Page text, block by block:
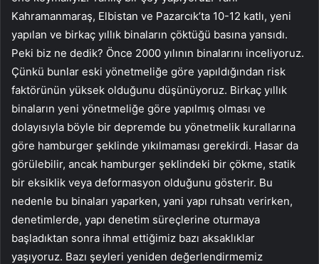
Kahramanmaraş, Elbistan ve Pazarcık’ta 10-12 katlı, yeni
yapılan ve birkaç yıllık binaların çöktüğü basına yansıdı.
Peki biz ne dedik? Önce 2000 yılının binalarını inceliyoruz.
Çünkü bunlar eski yönetmeliğe göre yapıldığından risk
faktörünün yüksek olduğunu düşünüyoruz. Birkaç yıllık
binaların yeni yönetmeliğe göre yapılmış olması ve
dolayısıyla böyle bir depremde bu yönetmelik kurallarına
göre hamburger şeklinde yıkılmaması gerekirdi. Hasar da
görülebilir, ancak hamburger şeklindeki bir çökme, statik
bir eksiklik veya deformasyon olduğunu gösterir. Bu
nedenle bu binaları yaparken, yani yapı ruhsatı verirken,
denetimlerde, yapı denetim süreçlerine oturmaya
başladıktan sonra ihmal ettiğimiz bazı aksaklıklar
yaşıyoruz. Bazı şeyleri yeniden değerlendirmemiz